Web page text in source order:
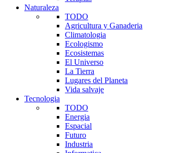
Naturaleza
TODO
Agricultura y Ganaderia
Climatologia
Ecologismo
Ecosistemas
El Universo
La Tierra
Lugares del Planeta
Vida salvaje
Tecnologia
TODO
Energia
Espacial
Futuro
Industria